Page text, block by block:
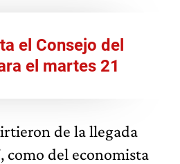
el Consejo del
el martes 21
de la llegada
como del economista